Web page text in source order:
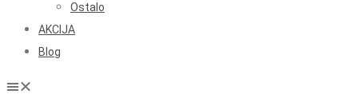
Ostalo
AKCIJA
Blog